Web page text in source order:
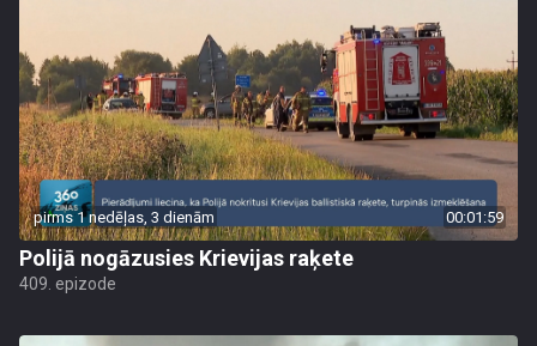
pirms 1 nedēļas, 3 dienām 00:01:59
Polijā nogāzusies Krievijas raķete
409. epizode